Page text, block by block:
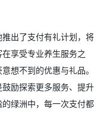
出了支付有礼计划，将
享受专业养生服务之
想不到的优惠与礼品。
励探索更多服务、提升
绿洲中，每一次支付都